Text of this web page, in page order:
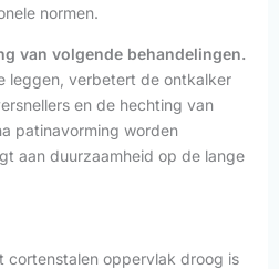
normen.
van volgende behandelingen.
leggen, verbetert de ontkalker
en de hechting van
patinavorming worden
aan duurzaamheid op de lange
cortenstalen oppervlak droog is